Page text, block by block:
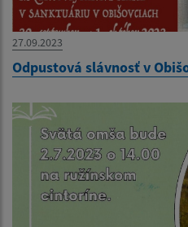
27.09.2023
Odpustová slávnosť v